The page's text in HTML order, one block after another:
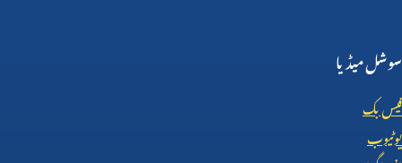
سوشل میڈیا
فیس بک
یوٹیوب